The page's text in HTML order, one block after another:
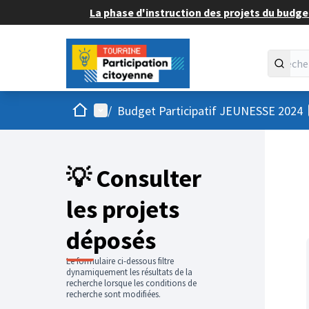
La phase d'instruction des projets du
AccueilMenu principal
/ Budget Participatif JEUNESSE 2024
💡 Consulter
les projets
déposés
Le formulaire ci-dessous filtre
dynamiquement les résultats de la
recherche lorsque les conditions de
recherche sont modifiées.